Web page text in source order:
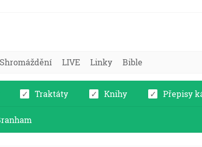
Shromáždění LIVE Linky Bible
Traktáty Knihy Přepisy